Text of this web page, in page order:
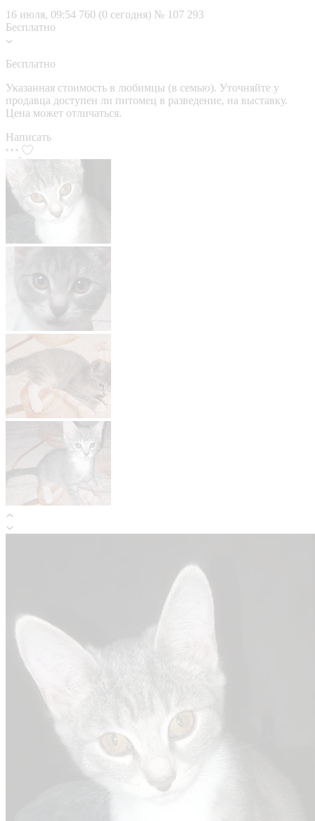
16 июля, 09:54 760 (0 сегодня) № 107 293
Бесплатно
Бесплатно
Указанная стоимость в любимцы (в семью). Уточняйте у
продавца доступен ли питомец в разведение, на выставку.
Цена может отличаться.
Написать